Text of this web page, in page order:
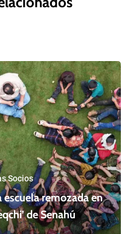
Socios
remozada en
de Senahú